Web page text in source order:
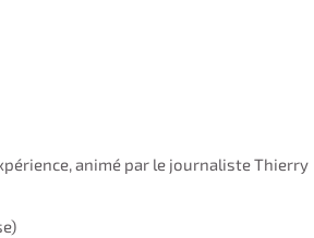
animé par le journaliste Thierry